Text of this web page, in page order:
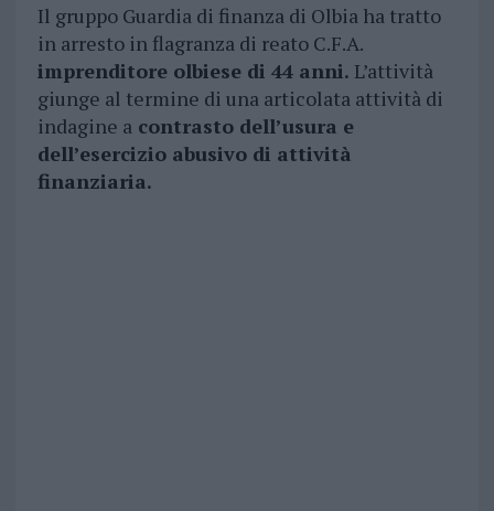
Il gruppo Guardia di finanza di Olbia ha tratto
in arresto in flagranza di reato C.F.A.
imprenditore olbiese di 44 anni. L’attività
giunge al termine di una articolata attività di
indagine a contrasto dell’usura e
dell’esercizio abusivo di attività
finanziaria.